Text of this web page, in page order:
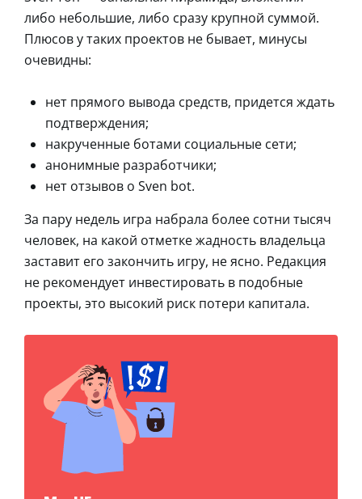
либо небольшие, либо сразу крупной суммой.
Плюсов у таких проектов не бывает, минусы
очевидны:
нет прямого вывода средств, придется ждать
подтверждения;
накрученные ботами социальные сети;
анонимные разработчики;
нет отзывов о Sven bot.
За пару недель игра набрала более сотни тысяч
человек, на какой отметке жадность владельца
заставит его закончить игру, не ясно. Редакция
не рекомендует инвестировать в подобные
проекты, это высокий риск потери капитала.